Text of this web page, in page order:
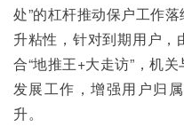
处”的杠杆推动保户工作
升粘性，针对到期用户
合“地推王+大走访”，机
发展工作，增强用户归
升。